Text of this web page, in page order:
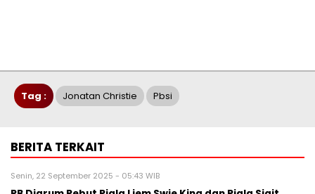
Tag : Jonatan Christie Pbsi
BERITA TERKAIT
Senin, 22 September 2025 - 05:43 WIB